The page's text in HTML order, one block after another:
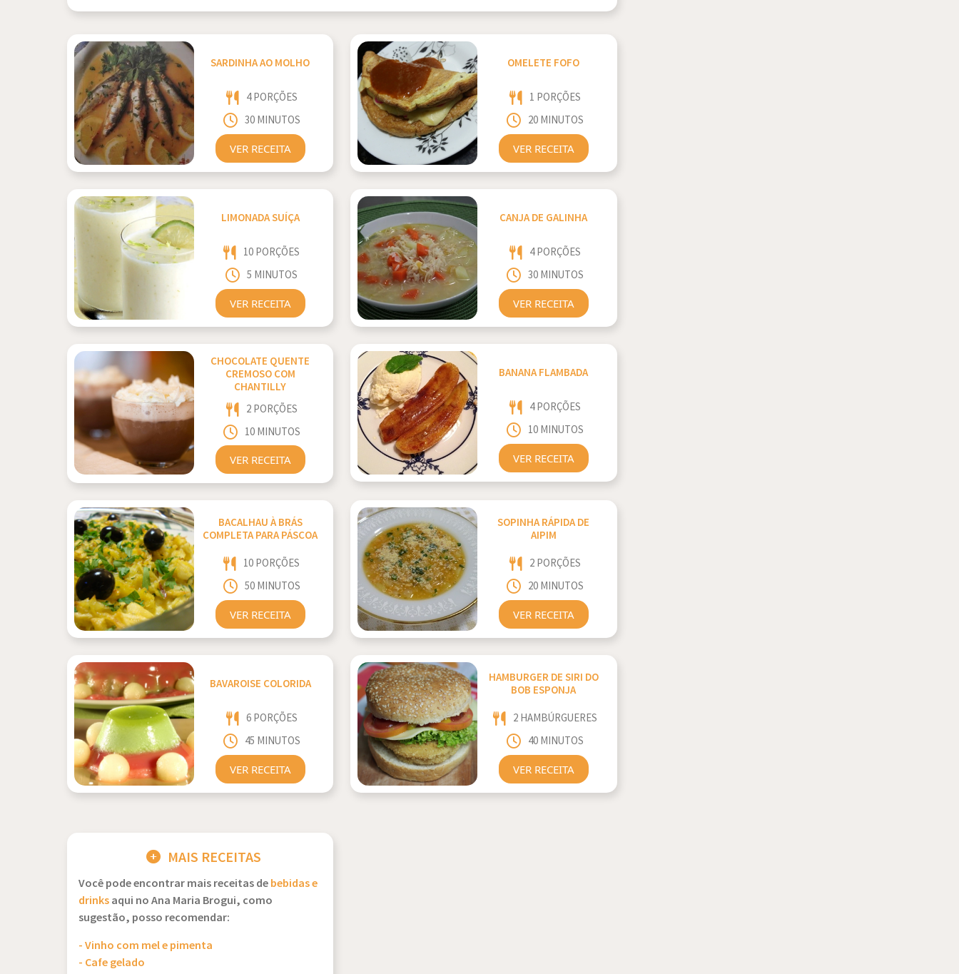
SARDINHA AO MOLHO
4 PORÇÕES
30 MINUTOS
VER RECEITA
OMELETE FOFO
1 PORÇÕES
20 MINUTOS
VER RECEITA
LIMONADA SUÍÇA
10 PORÇÕES
5 MINUTOS
VER RECEITA
CANJA DE GALINHA
4 PORÇÕES
30 MINUTOS
VER RECEITA
CHOCOLATE QUENTE
CREMOSO COM
CHANTILLY
2 PORÇÕES
10 MINUTOS
VER RECEITA
BANANA FLAMBADA
4 PORÇÕES
10 MINUTOS
VER RECEITA
BACALHAU À BRÁS
COMPLETA PARA PÁSCOA
10 PORÇÕES
50 MINUTOS
VER RECEITA
SOPINHA RÁPIDA DE
AIPIM
2 PORÇÕES
20 MINUTOS
VER RECEITA
BAVAROISE COLORIDA
6 PORÇÕES
45 MINUTOS
VER RECEITA
HAMBURGER DE SIRI DO
BOB ESPONJA
2 HAMBÚRGUERES
40 MINUTOS
VER RECEITA
MAIS RECEITAS
Você pode encontrar mais receitas debebidas e
drinksaqui no Ana Maria Brogui, como
sugestão, posso recomendar:
- Vinho com mel e pimenta
- Cafe gelado